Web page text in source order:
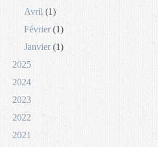
Avril (1)
Février(1)
Janvier (1)
2025
2024
2023
2022
2021